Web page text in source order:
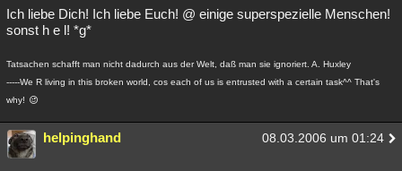
Ich liebe Dich! Ich liebe Euch! @ einige superspezielle Menschen!
sonst h e l! *g*
Tatsachen schafft man nicht dadurch aus der Welt, daß man sie ignoriert. A. Huxley
-----We R living in this broken world, cos each of us is entrusted with a certain task^^ That's
why!
helpinghand 08.03.2006 um 01:24